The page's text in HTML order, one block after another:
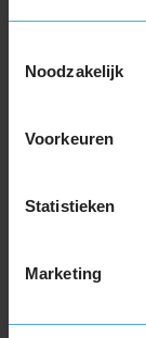
Noodzakelijk
Voorkeuren
Statistieken
Marketing
195/50R17
205/50R17
205/65R17
215/45R17
215/55R17